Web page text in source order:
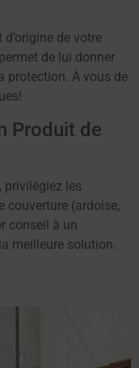
d’origine de votre
permet de lui donner
protection. À vous de
Produit de
privilégiez les
couverture (ardoise,
conseil à un
meilleure solution.